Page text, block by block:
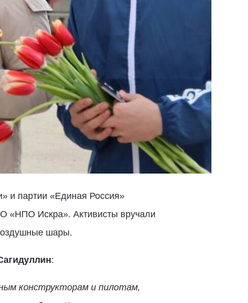
и партии «Единая Россия»
«НПО Искра». Активисты вручали
шары.
:
конструкторам и пилотам,